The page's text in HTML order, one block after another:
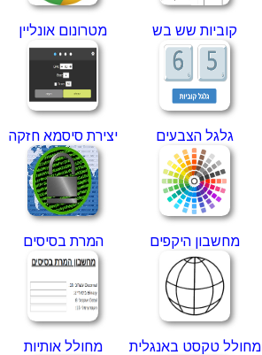
קוביות שש בש מטרונום אונליין
גלגל הצבעים יצירת סיסמא חזקה
מחשבון היקפים המרת בסיסים
מחולל טקסט באנגלית מחולל אותיות